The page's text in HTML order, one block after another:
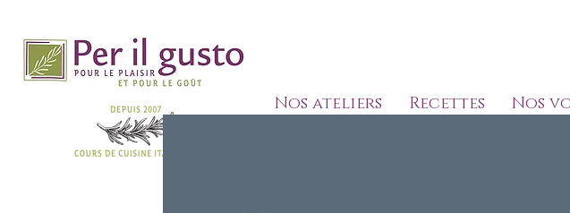
Nos ateliers Recettes Nos